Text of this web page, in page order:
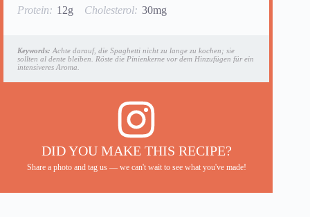
Protein: 12g Cholesterol: 30mg
Keywords: Achte darauf, die Spaghetti nicht zu lange zu kochen; sie
sollten al dente bleiben. Röste die Pinienkerne vor dem Hinzufügen für ein
intensiveres Aroma.
DID YOU MAKE THIS RECIPE?
Share a photo and tag us — we can't wait to see what you've made!